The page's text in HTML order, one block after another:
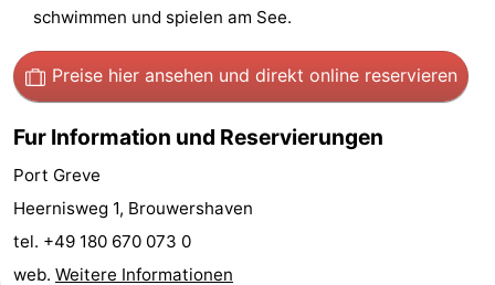
Städte
Führungen
Sport
Radfahren
-
schwimmen und spielen am See.
Preise hier ansehen und direkt online reservieren
Fur Information und Reservierungen
Port Greve
Heernisweg 1, Brouwershaven
tel. +49 180 670 073 0
web. Weitere Informationen